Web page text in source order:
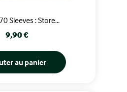
Sleeves : Store...
Prix
9,90 €
au panier